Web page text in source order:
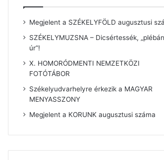
Megjelent a SZÉKELYFÖLD augusztusi
SZÉKELYMUZSNA – Dicsértessék,
úr”!
X. HOMORÓDMENTI NEMZETKÖZI
FOTÓTÁBOR
Székelyudvarhelyre érkezik a MAGYAR
MENYASSZONY
Megjelent a KORUNK augusztusi száma